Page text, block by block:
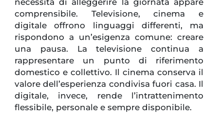
necessità di alleggerire la giornata appare
comprensibile. Televisione, cinema e
digitale offrono linguaggi differenti, ma
rispondono a un’esigenza comune: creare
una pausa. La televisione continua a
rappresentare un punto di riferimento
domestico e collettivo. Il cinema conserva il
valore dell’esperienza condivisa fuori casa. Il
digitale, invece, rende l’intrattenimento
flessibile, personale e sempre disponibile.